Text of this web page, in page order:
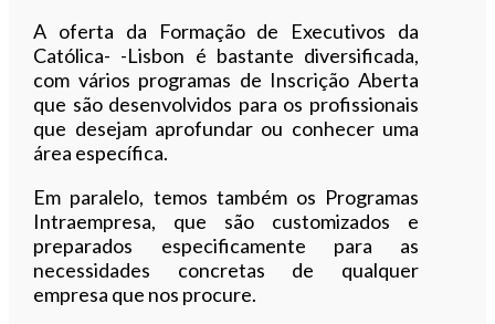
A oferta da Formação de Executivos da
Católica- -Lisbon é bastante diversificada,
com vários programas de Inscrição Aberta
que são desenvolvidos para os profissionais
que desejam aprofundar ou conhecer uma
área específica.
Em paralelo, temos também os Programas
Intraempresa, que são customizados e
preparados especificamente para as
necessidades concretas de qualquer
empresa que nos procure.